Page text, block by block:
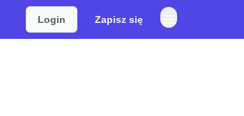
Login Zapisz się